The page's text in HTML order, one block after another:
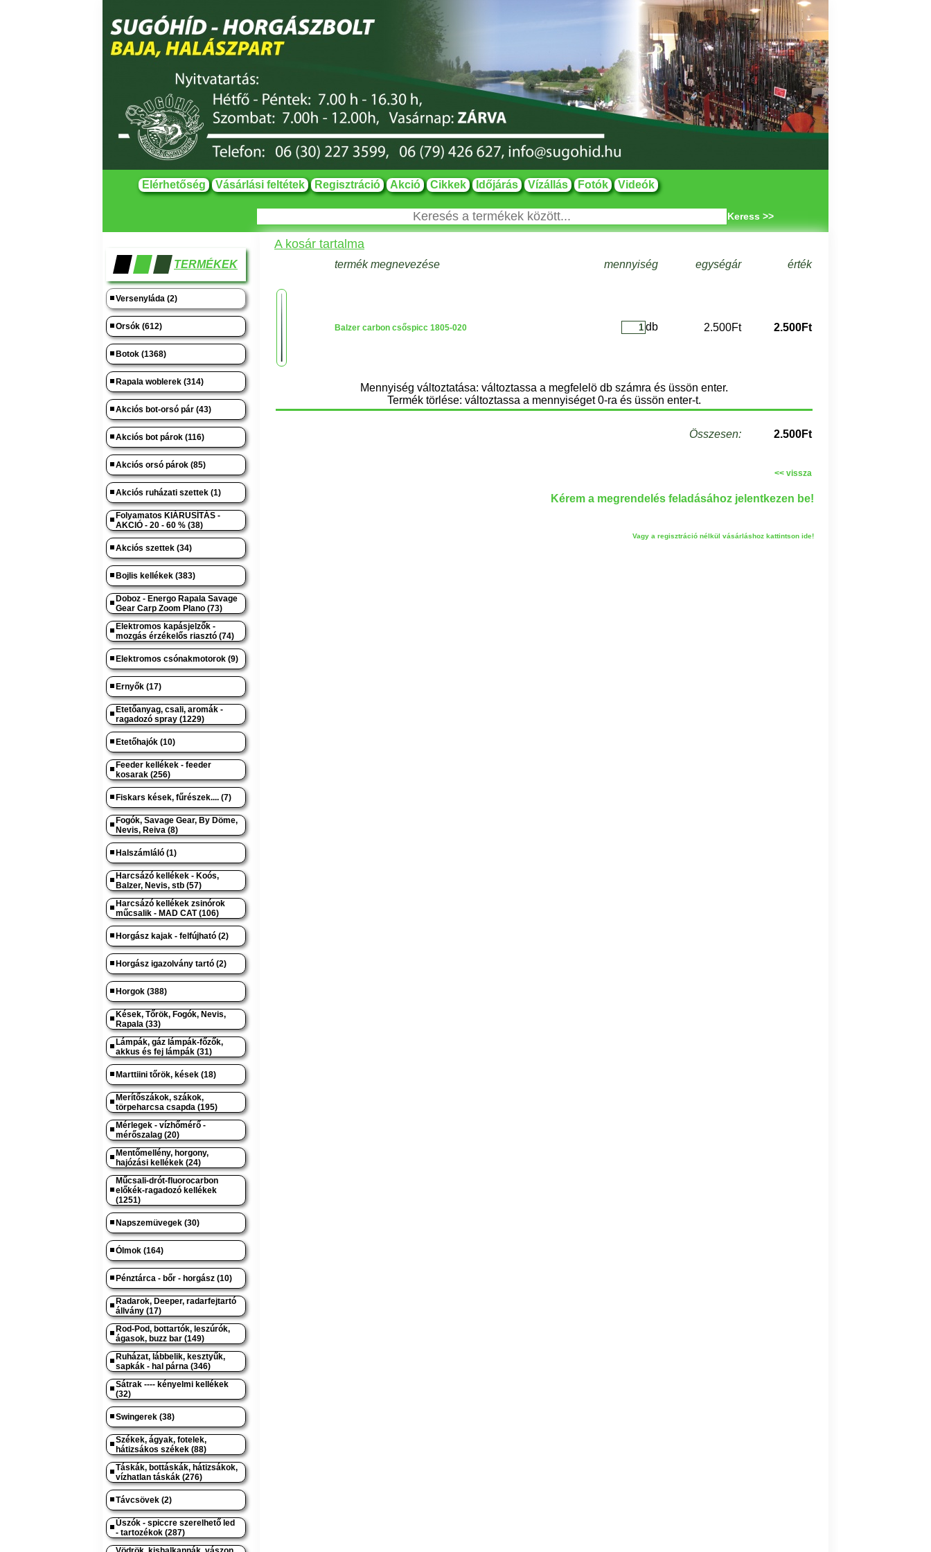
Elérhetőség Vásárlási feltétek Regisztráció Akció Cikkek Időjárás Vízállás Fotók Videók
Keress >>
TERMÉKEK
Versenyláda (2)
Orsók (612)
Botok (1368)
Rapala woblerek (314)
Akciós bot-orsó pár (43)
Akciós bot párok (116)
Akciós orsó párok (85)
Akciós ruházati szettek (1)
Folyamatos KIÁRUSÍTÁS -
AKCIÓ - 20 - 60 % (38)
Akciós szettek (34)
Bojlis kellékek (383)
Doboz - Energo Rapala Savage
Gear Carp Zoom Plano (73)
Elektromos kapásjelzők -
mozgás érzékelős riasztó (74)
Elektromos csónakmotorok (9)
Ernyők (17)
Etetőanyag, csali, aromák -
ragadozó spray (1229)
Etetőhajók (10)
Feeder kellékek - feeder
kosarak (256)
Fiskars kések, fűrészek.... (7)
Fogók, Savage Gear, By Döme,
Nevis, Reiva (8)
Halszámláló (1)
Harcsázó kellékek - Koós,
Balzer, Nevis, stb (57)
Harcsázó kellékek zsinórok
műcsalik - MAD CAT (106)
Horgász kajak - felfújható (2)
Horgász igazolvány tartó (2)
Horgok (388)
Kések, Tőrök, Fogók, Nevis,
Rapala (33)
Lámpák, gáz lámpák-főzők,
akkus és fej lámpák (31)
Marttiini tőrök, kések (18)
Merítőszákok, szákok,
törpeharcsa csapda (195)
Mérlegek - vízhőmérő -
mérőszalag (20)
Mentőmellény, horgony,
hajózási kellékek (24)
Műcsali-drót-fluorocarbon
előkék-ragadozó kellékek
(1251)
Napszemüvegek (30)
Ólmok (164)
Pénztárca - bőr - horgász (10)
Radarok, Deeper, radarfejtartó
állvány (17)
Rod-Pod, bottartók, leszúrók,
ágasok, buzz bar (149)
Ruházat, lábbelik, kesztyűk,
sapkák - hal párna (346)
Sátrak ---- kényelmi kellékek
(32)
Swingerek (38)
Székek, ágyak, fotelek,
hátizsákos székek (88)
Táskák, bottáskák, hátizsákok,
vízhatlan táskák (276)
Távcsövek (2)
Úszók - spiccre szerelhető led
- tartozékok (287)
A kosár tartalma
termék megnevezése mennyiség egységár érték
Balzer carbon csőspicc 1805-020 db 2.500Ft 2.500Ft
Mennyiség változtatása: változtassa a megfelelö db számra és üssön enter.
Termék törlése: változtassa a mennyiséget 0-ra és üssön enter-t.
Összesen: 2.500Ft
<< vissza
Kérem a megrendelés feladásához jelentkezen be!
Vagy a regisztráció nélkül vásárláshoz kattintson ide!